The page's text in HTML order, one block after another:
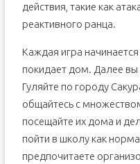
действия, такие как
реактивного ранца.
Каждая игра
покидает дом. Далее
Гуляйте по городу
общайтесь с
посещайте их дома и
пойти в школу как
предпочитаете